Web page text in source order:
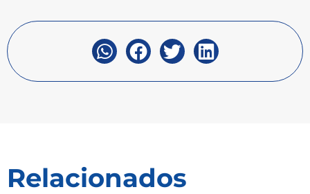
Relacionados